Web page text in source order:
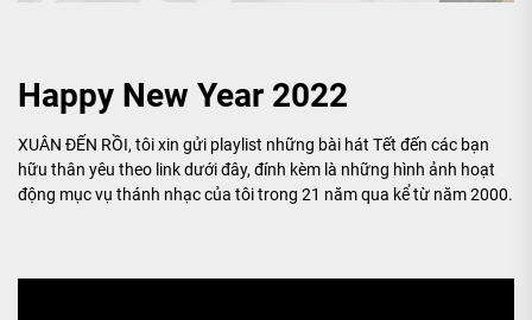
Happy New Year 2022
XUÂN ĐẾN RỒI, tôi xin gửi playlist những bài hát Tết đến các bạn
hữu thân yêu theo link dưới đây, đính kèm là những hình ảnh hoạt
động mục vụ thánh nhạc của tôi trong 21 năm qua kể từ năm 2000.